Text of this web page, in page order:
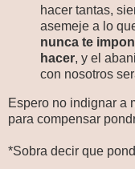
hacer tantas,
asemeje a lo
nunca te
hacer, y el
con nosotros
Espero no indignar a
para compensar
*Sobra decir que